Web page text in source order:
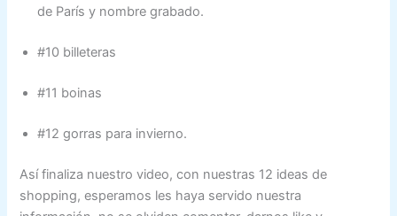
de París y nombre grabado.
#10 billeteras
#11 boinas
#12 gorras para invierno.
Así finaliza nuestro video, con nuestras 12 ideas de
shopping, esperamos les haya servido nuestra